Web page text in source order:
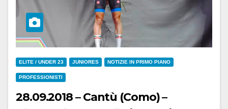
ELITE / UNDER 23 JUNIORES NOTIZIE IN PRIMO PIANO
PROFESSIONISTI
28.09.2018 – Cantù (Como) –